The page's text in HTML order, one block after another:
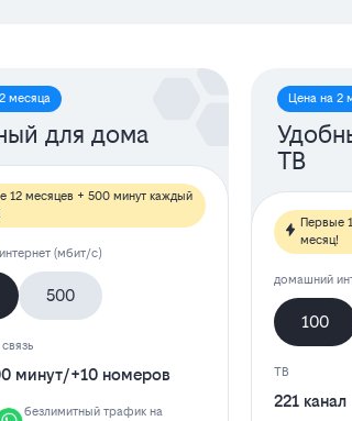
месяца
для дома
12 месяцев + 500 минут каждый
(мбит/с)
500
минут/+10 номеров
безлимитный трафик на
Цена на 2
ТВ
Первые
месяц!
домашний
100
ТВ
221 канал